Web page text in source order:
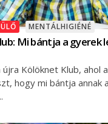
MENTÁLHIGIÉNÉ
Mi bántja a gyerek
újra Kölöknet Klub, ahol
hogy mi bántja annak